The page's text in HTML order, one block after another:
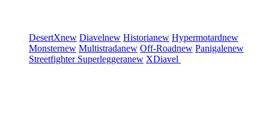
DesertXnew Diavelnew Historianew Hypermotardnew
Monsternew Multistradanew Off-Roadnew Panigalenew
Streetfighter Superleggeranew XDiavel